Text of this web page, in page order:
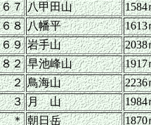
６７ 八甲田山
1584
６８ 八幡平
1613
６９ 岩手山
2038
８２ 早池峰山
1917
２ 鳥海山
2236
３ 月 山
1984
＊ 朝日岳
1870